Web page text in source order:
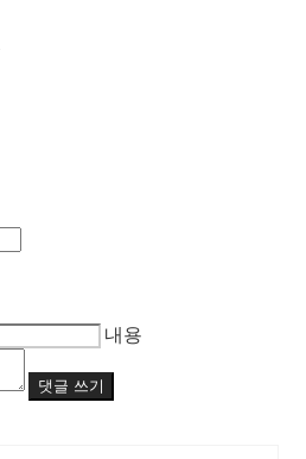
내용
댓글 쓰기